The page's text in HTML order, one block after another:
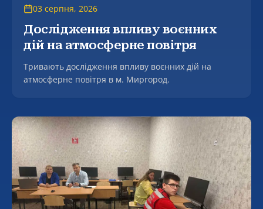
03 серпня, 2026
Дослідження впливу воєнних
дій на атмосферне повітря
Тривають дослідження впливу воєнних дій на
атмосферне повітря в м. Миргород.